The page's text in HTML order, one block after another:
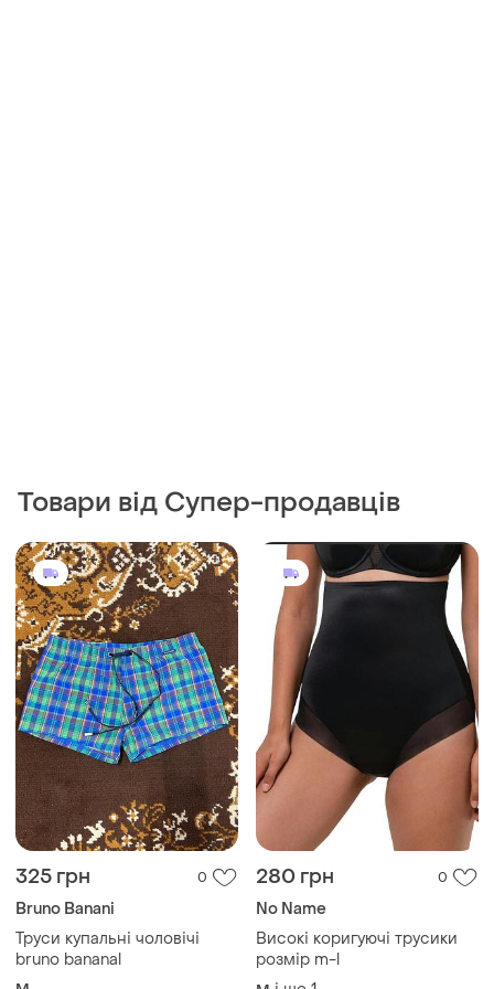
Товари від Супер-продавців
325 грн
Bruno Banani
Труси купальні чоловічі
280 грн
No Name
Високі коригуючі трусики
розмір m-l